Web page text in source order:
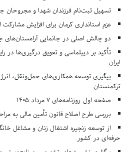
تسهیل ثبت‌نام فرزندان شهدا و
عزم استانداری کرمان برای افزایش
دو چالش اصلی در جانمایی آرامستان‌های
تأکید بر دیپلماسی و تعویق درگیری‌ها در
ایران
پیگیری توسعه همکاری‌های حمل‌ونقل،
ترکمنستان
صفحه اول روزنامه‌های 7 مرداد 1405
بررسی طرح اصلاح قانون تأمین مالی به
از توسعه زنجیره اشتغال زنان و مشاغل
حرفه‌ای در کشور